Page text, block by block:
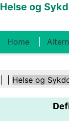
Helse og
Home
Kosthold Og
Helsebransjen
Helse og